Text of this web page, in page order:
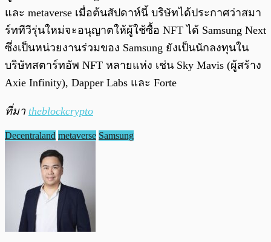
และ metaverse เมื่อต้นสัปดาห์นี้ บริษัทได้ประกาศว่าสมา
ร์ททีวีรุ่นใหม่จะอนุญาตให้ผู้ใช้ซื้อ NFT ได้ Samsung Next
ซึ่งเป็นหน่วยงานร่วมของ Samsung ยังเป็นนักลงทุนใน
บริษัทสตาร์ทอัพ NFT หลายแห่ง เช่น Sky Mavis (ผู้สร้าง
Axie Infinity), Dapper Labs และ Forte
ที่มา theblockcrypto
Decentraland metaverse Samsung